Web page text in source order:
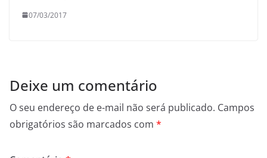
07/03/2017
Deixe um comentário
O seu endereço de e-mail não será publicado. Campos
obrigatórios são marcados com *